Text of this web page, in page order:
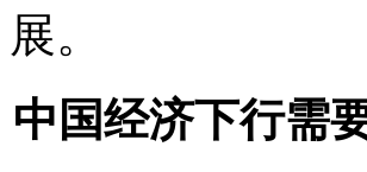
展。
中国经济下行需